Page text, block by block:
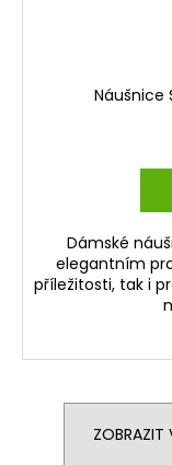
Náušnice
Dámské
elegantním
příležitosti, tak i
ZOBRAZIT